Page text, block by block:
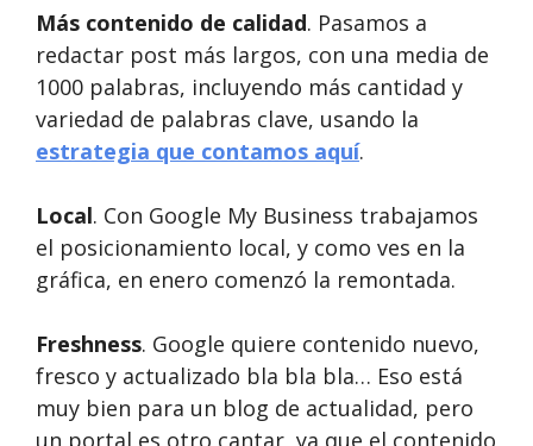
Más contenido de calidad. Pasamos a
redactar post más largos, con una media de
1000 palabras, incluyendo más cantidad y
variedad de palabras clave, usando la
estrategia que contamos aquí.
Local. Con Google My Business trabajamos
el posicionamiento local, y como ves en la
gráfica, en enero comenzó la remontada.
Freshness. Google quiere contenido nuevo,
fresco y actualizado bla bla bla… Eso está
muy bien para un blog de actualidad, pero
un portal es otro cantar, ya que el contenido